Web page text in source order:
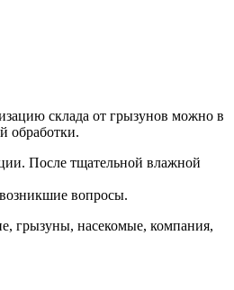
склада от грызунов можно в
обработки.
После тщательной влажной
вопросы.
грызуны, насекомые, компания,